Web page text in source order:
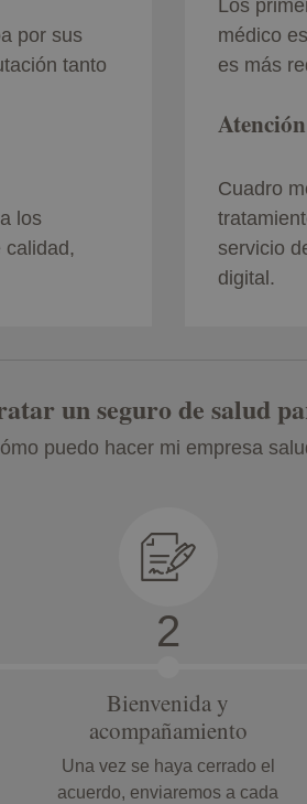
por sus
tanto
los
calidad,
Los
médico
es más
Cuadro
servicio
digital.
un seguro de salud
puedo hacer mi empresa
Bienvenida y
acompañamiento
Una vez se haya cerrado el
acuerdo, enviaremos a cada